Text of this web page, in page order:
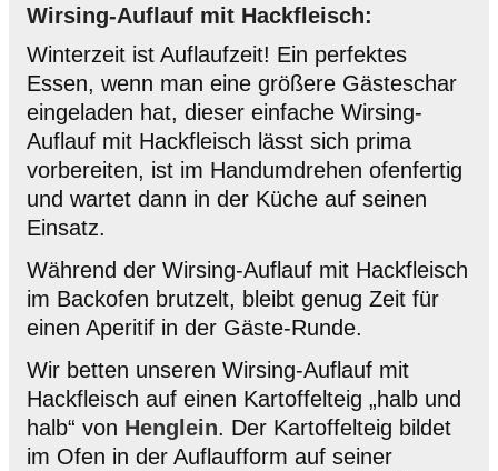
Wirsing-Auflauf mit Hackfleisch:
Winterzeit ist Auflaufzeit! Ein perfektes
Essen, wenn man eine größere Gästeschar
eingeladen hat, dieser einfache Wirsing-
Auflauf mit Hackfleisch lässt sich prima
vorbereiten, ist im Handumdrehen ofenfertig
und wartet dann in der Küche auf seinen
Einsatz.
Während der Wirsing-Auflauf mit Hackfleisch
im Backofen brutzelt, bleibt genug Zeit für
einen Aperitif in der Gäste-Runde.
Wir betten unseren Wirsing-Auflauf mit
Hackfleisch auf einen Kartoffelteig „halb und
halb“ von Henglein. Der Kartoffelteig bildet
im Ofen in der Auflaufform auf seiner